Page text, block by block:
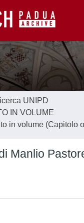
UNIPD
IN VOLUME
in volume (Capitolo
Manlio